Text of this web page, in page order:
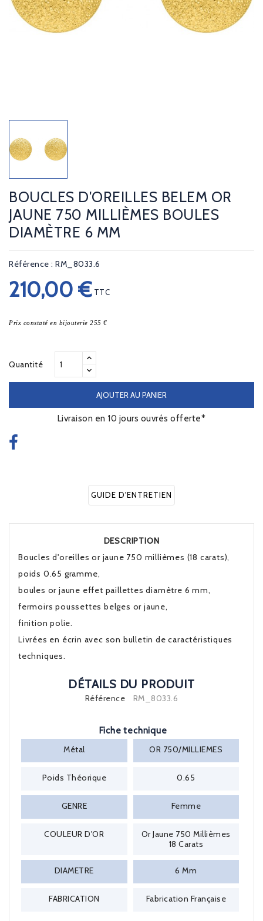
BOUCLES D'OREILLES BELEM OR
JAUNE 750 MILLIÈMES BOULES
DIAMÈTRE 6 MM
Référence : RM_8033.6
210,00 € TTC
Prix constaté en bijouterie 255 €
Quantité
AJOUTER AU PANIER
Livraison en 10 jours ouvrés offerte*
GUIDE D'ENTRETIEN
DESCRIPTION
Boucles d'oreilles or jaune 750 millièmes (18 carats),
poids 0.65 gramme,
boules or jaune effet paillettes diamètre 6 mm,
fermoirs poussettes belges or jaune,
finition polie.
Livrées en écrin avec son bulletin de caractéristiques
techniques.
DÉTAILS DU PRODUIT
Référence RM_8033.6
Fiche technique
Métal
OR 750/MILLIEMES
Poids Théorique 0.65
GENRE Femme
COULEUR D'OR
Or Jaune 750 Millièmes
18 Carats
DIAMETRE 6 Mm
FABRICATION Fabrication Française